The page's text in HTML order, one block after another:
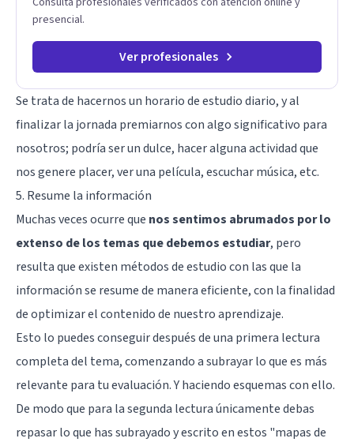
presencial.
Ver profesionales
Se trata de hacernos un horario de estudio diario, y al
finalizar la jornada premiarnos con algo significativo para
nosotros; podría ser un dulce, hacer alguna actividad que
nos genere placer, ver una película, escuchar música, etc.
5. Resume la información
Muchas veces ocurre que nos sentimos abrumados por lo
extenso de los temas que debemos estudiar, pero
resulta que existen métodos de estudio con las que la
información se resume de manera eficiente, con la finalidad
de optimizar el contenido de nuestro aprendizaje.
Esto lo puedes conseguir después de una primera lectura
completa del tema, comenzando a subrayar lo que es más
relevante para tu evaluación. Y haciendo esquemas con ello.
De modo que para la segunda lectura únicamente debas
repasar lo que has subrayado y escrito en estos "mapas de